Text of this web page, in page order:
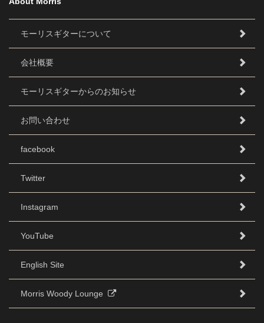
モーリスギターについて
会社概要
モーリスギターからのお知らせ
お問い合わせ
facebook
Twitter
Instagram
YouTube
English Site
Morris Woody Lounge